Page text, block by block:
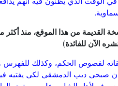
القديمة من هذا الموقع، منذ
)
لفصوص الحكم، وكذلك للفهرس
صبحي ديب الدمشقي لكي يفتيه